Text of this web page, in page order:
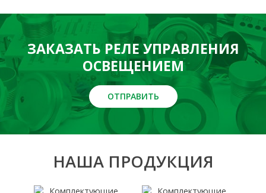
ЗАКАЗАТЬ РЕЛЕ УПРАВЛЕНИЯ
ОСВЕЩЕНИЕМ
ОТПРАВИТЬ
НАША ПРОДУКЦИЯ